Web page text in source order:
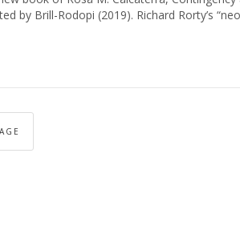
by Brill-Rodopi (2019). Richard Rorty’s